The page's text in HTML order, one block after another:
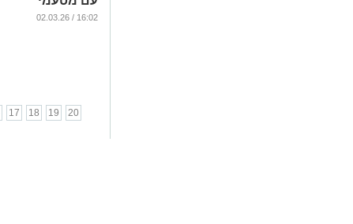
שבת ובמקום
16:02 / 02.03.26
17 18 19
20